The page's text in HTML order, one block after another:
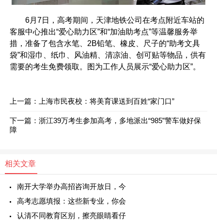
6月7日，高考期间，天津地铁公司在考点附近车站的
客服中心推出“爱心助力区”和“加油助考点”等温馨服务举
措，准备了包含水笔、2B铅笔、橡皮、尺子的“助考文具
袋”和湿巾、纸巾、风油精、清凉油、创可贴等物品，供有
需要的考生免费领取。图为工作人员展示“爱心助力区”。
上一篇： 上海市民夜校：将美育课送到百姓“家门口”
下一篇： 浙江39万考生参加高考，多地派出“985”警车做好保
障
相关文章
南开大学举办高招咨询开放日，今
高考志愿填报：这些新专业，你会
认清不同教育区别，擦亮眼睛看仔